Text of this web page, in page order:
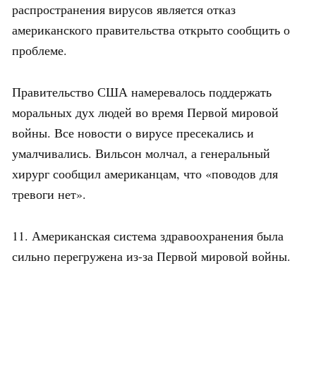
распространения вирусов является отказ
американского правительства открыто сообщить о
проблеме.
Правительство США намеревалось поддержать
моральных дух людей во время Первой мировой
войны. Все новости о вирусе пресекались и
умалчивались. Вильсон молчал, а генеральный
хирург сообщил американцам, что «поводов для
тревоги нет».
11. Американская система здравоохранения была
сильно перегружена из-за Первой мировой войны.